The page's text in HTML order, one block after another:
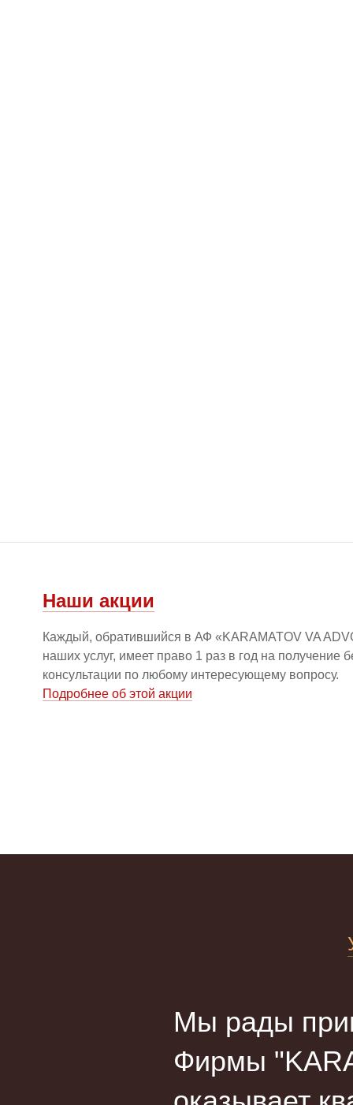
Наши акции
Каждый, обратившийся в АФ «KARAMATOV VA
наших услуг, имеет право 1 раз в год на получение
консультации по любому интересующему вопросу.
Подробнее об этой акции
Мы рады
Фирмы